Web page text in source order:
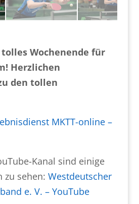
Wochenende für
Herzlichen
den tollen
MKTT-online –
Kanal sind einige
zu sehen: Westdeutscher
e. V. – YouTube